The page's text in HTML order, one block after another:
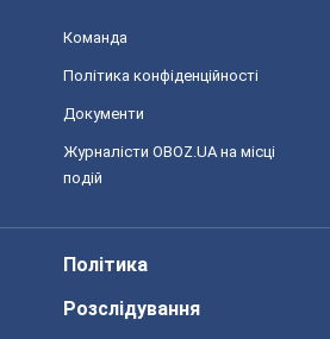
Команда
Політика конфіденційності
Документи
Журналісти OBOZ.UA на місці
подій
Політика
Розслідування